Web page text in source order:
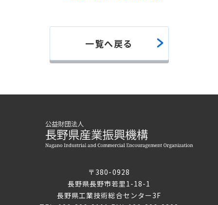
一覧へ戻る
〒380-0928
長野県長野市若里1-18-1
長野県工業技術総合センター3F